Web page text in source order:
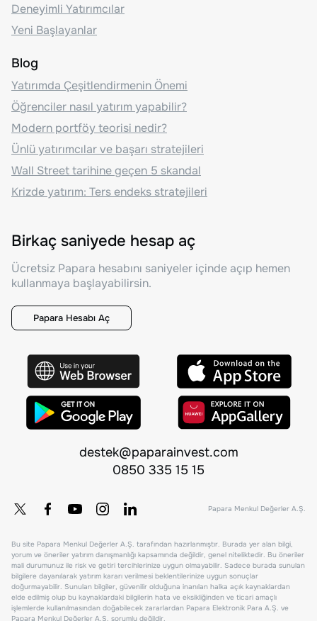
Deneyimli Yatırımcılar
Yeni Başlayanlar
Blog
Yatırımda Çeşitlendirmenin Önemi
Öğrenciler nasıl yatırım yapabilir?
Modern portföy teorisi nedir?
Ünlü yatırımcılar ve başarı stratejileri
Wall Street tarihine geçen 5 skandal
Krizde yatırım: Ters endeks stratejileri
Birkaç saniyede hesap aç
Ücretsiz Papara hesabını saniyeler içinde açıp hemen
kullanmaya başlayabilirsin.
Papara Hesabı Aç
destek@paparainvest.com
0850 335 15 15
Papara Menkul Değerler A.Ş.
Bu site Papara Menkul Değerler A.Ş. tarafından hazırlanmıştır. Burada yer alan bilgi,
yorum ve öneriler yatırım danışmanlığı kapsamında değildir, genel niteliktedir. Bu öneriler
mali durumunuz ile risk ve getiri tercihlerinize uygun olmayabilir. Sadece burada sunulan
bilgilere dayanılarak yatırım kararı verilmesi beklentilerinize uygun sonuçlar
doğurmayabilir. Sunulan bilgiler, güvenilir olduğuna inanılan halka açık kaynaklardan
elde edilmiş olup bu kaynaklardaki bilgilerin hata ve eksikliğinden ve ticari amaçlı
işlemlerde kullanılmasından doğabilecek zararlardan Papara Elektronik Para A.Ş. ve
Papara Menkul Değerler A.Ş. sorumlu değildir.